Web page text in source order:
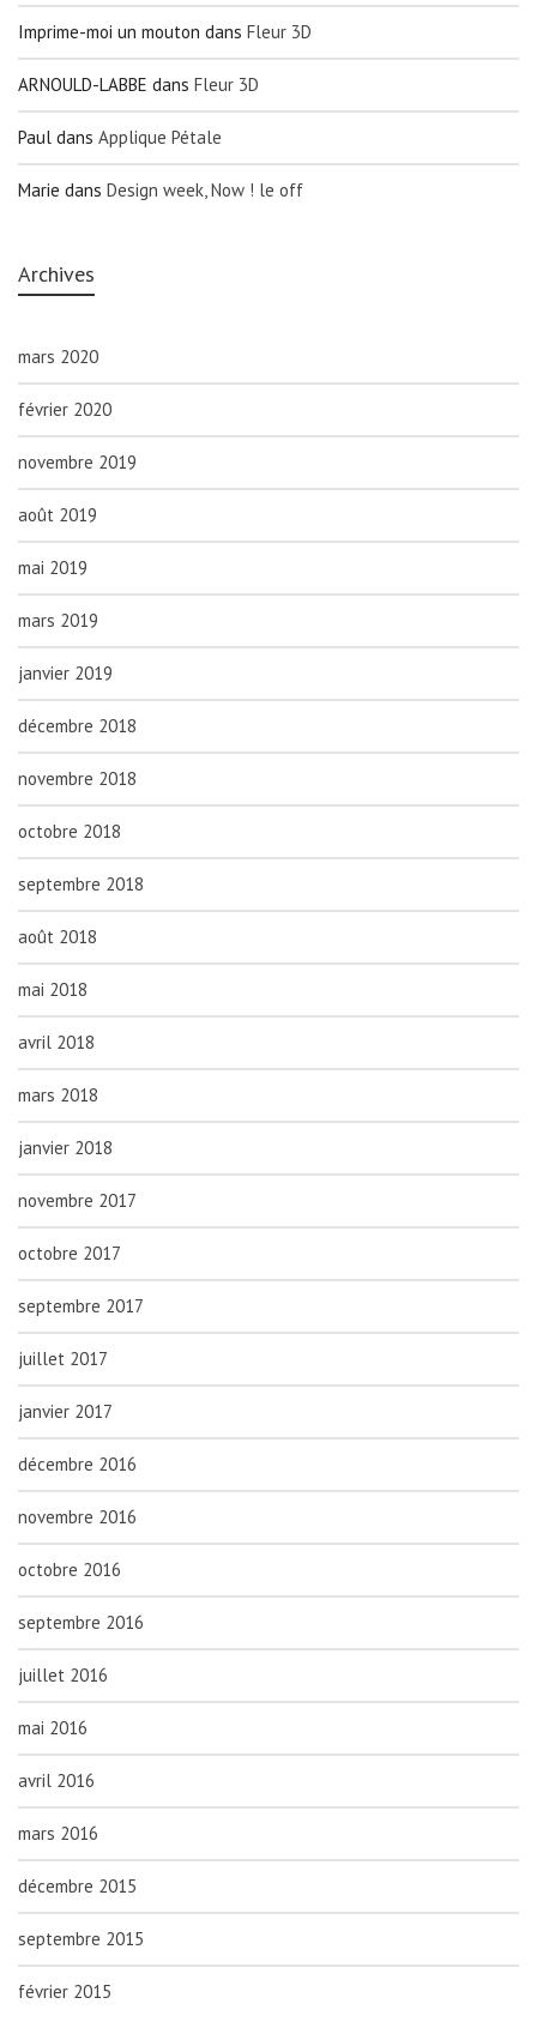
Imprime-moi un mouton dans Fleur 3D
ARNOULD-LABBE dans Fleur 3D
Paul dans Applique Pétale
Marie dans Design week, Now ! le off
Archives
mars 2020
février 2020
novembre 2019
août 2019
mai 2019
mars 2019
janvier 2019
décembre 2018
novembre 2018
octobre 2018
septembre 2018
août 2018
mai 2018
avril 2018
mars 2018
janvier 2018
novembre 2017
octobre 2017
septembre 2017
juillet 2017
janvier 2017
décembre 2016
novembre 2016
octobre 2016
septembre 2016
juillet 2016
mai 2016
avril 2016
mars 2016
décembre 2015
septembre 2015
février 2015